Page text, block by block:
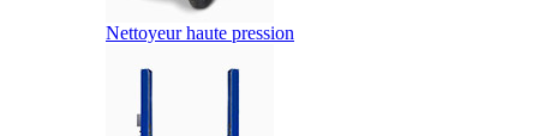
Nettoyeur haute pression